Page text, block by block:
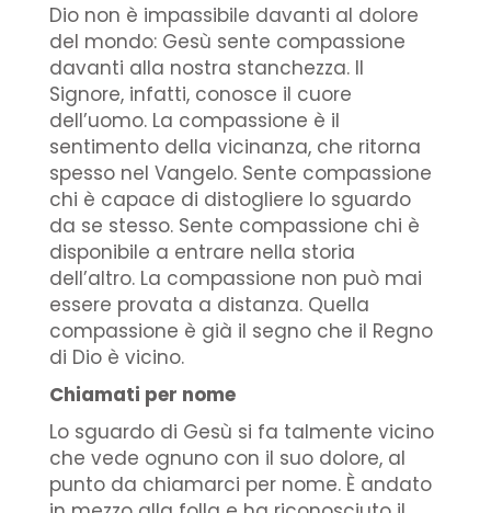
Dio non è impassibile davanti al dolore
del mondo: Gesù sente compassione
davanti alla nostra stanchezza. Il
Signore, infatti, conosce il cuore
dell’uomo. La compassione è il
sentimento della vicinanza, che ritorna
spesso nel Vangelo. Sente compassione
chi è capace di distogliere lo sguardo
da se stesso. Sente compassione chi è
disponibile a entrare nella storia
dell’altro. La compassione non può mai
essere provata a distanza. Quella
compassione è già il segno che il Regno
di Dio è vicino.
Chiamati per nome
Lo sguardo di Gesù si fa talmente vicino
che vede ognuno con il suo dolore, al
punto da chiamarci per nome. È andato